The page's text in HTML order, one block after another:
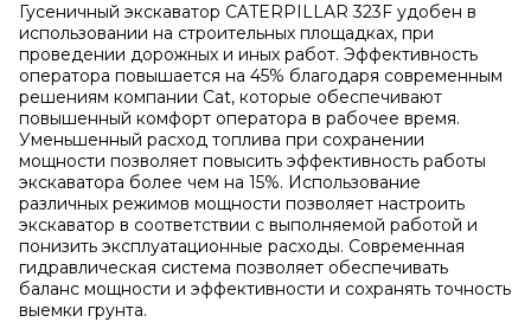
Гусеничный экскаватор CATERPILLAR 323F удобен в
использовании на строительных площадках, при
проведении дорожных и иных работ. Эффективность
оператора повышается на 45% благодаря современным
решениям компании Cat, которые обеспечивают
повышенный комфорт оператора в рабочее время.
Уменьшенный расход топлива при сохранении
мощности позволяет повысить эффективность работы
экскаватора более чем на 15%. Использование
различных режимов мощности позволяет настроить
экскаватор в соответствии с выполняемой работой и
понизить эксплуатационные расходы. Современная
гидравлическая система позволяет обеспечивать
баланс мощности и эффективности и сохранять точность
выемки грунта.